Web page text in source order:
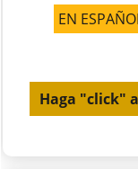
EN
Haga "click"